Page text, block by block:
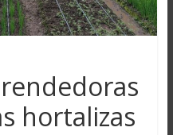
hortalizas